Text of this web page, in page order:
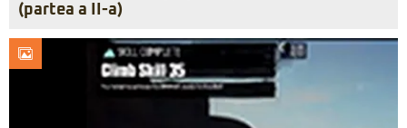
(partea a II-a)